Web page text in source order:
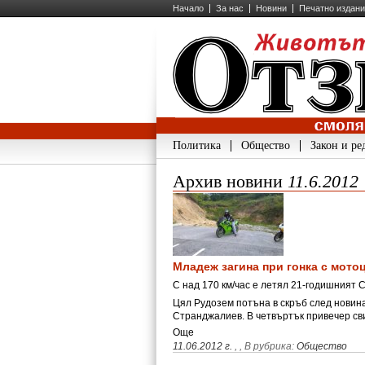
Начало За нас Новини Печатно
Политика Общество Закон и
Архив новини 11.6.2012
Младеж загина при гонка с
С над 170 км/час е летял 21-годишният
Цял Рудозем потъна в скръб след
Странджалиев. В четвъртък привечер
11.06.2012 г. , , В рубрика: Общество
Още